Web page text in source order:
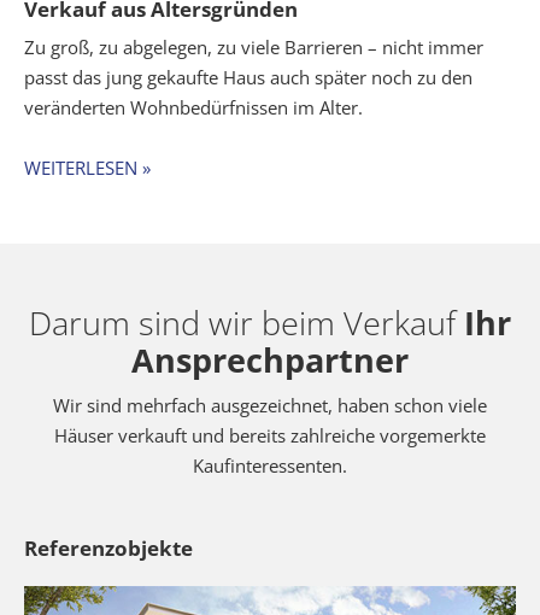
Verkauf aus Altersgründen
Zu groß, zu abgelegen, zu viele Barrieren – nicht immer
passt das jung gekaufte Haus auch später noch zu den
veränderten Wohnbedürfnissen im Alter.
WEITERLESEN »
Darum sind wir beim VerkaufIhr
Ansprechpartner
Wir sind mehrfach ausgezeichnet, haben schon viele
Häuser verkauft und bereits zahlreiche vorgemerkte
Kaufinteressenten.
Referenzobjekte